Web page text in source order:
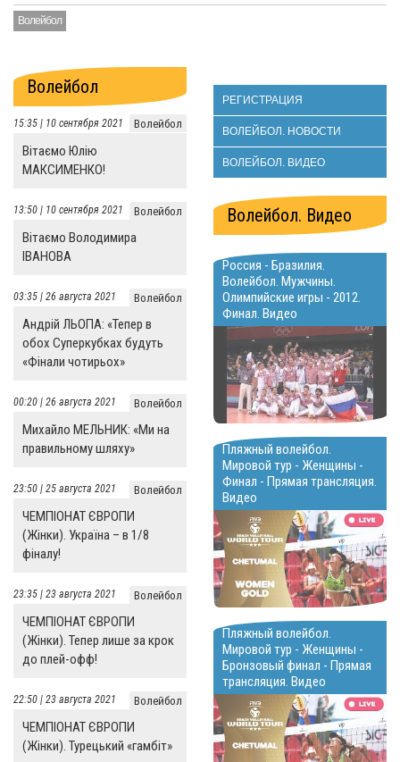
Волейбол
Волейбол
Волейбол
15:35 | 10 сентября 2021
Вітаємо Юлію
МАКСИМЕНКО!
Волейбол
13:50 | 10 сентября 2021
Вітаємо Володимира
ІВАНОВА
Волейбол
03:35 | 26 августа 2021
Андрій ЛЬОПА: «Тепер в
обох Суперкубках будуть
«Фінали чотирьох»
Волейбол
00:20 | 26 августа 2021
Михайло МЕЛЬНИК: «Ми на
правильному шляху»
Волейбол
23:50 | 25 августа 2021
ЧЕМПІОНАТ ЄВРОПИ
(Жінки). Україна – в 1/8
фіналу!
Волейбол
23:35 | 23 августа 2021
ЧЕМПІОНАТ ЄВРОПИ
(Жінки). Тепер лише за крок
до плей-офф!
Волейбол
22:50 | 23 августа 2021
ЧЕМПІОНАТ ЄВРОПИ
(Жінки). Турецький «гамбіт»
РЕГИСТРАЦИЯ
ВОЛЕЙБОЛ. НОВОСТИ
ВОЛЕЙБОЛ. ВИДЕО
Волейбол. Видео
Россия - Бразилия.
Волейбол. Мужчины.
Олимпийские игры - 2012.
Финал. Видео
Пляжный волейбол.
Мировой тур - Женщины -
Финал - Прямая трансляция.
Видео
Пляжный волейбол.
Мировой тур - Женщины -
Бронзовый финал - Прямая
трансляция. Видео